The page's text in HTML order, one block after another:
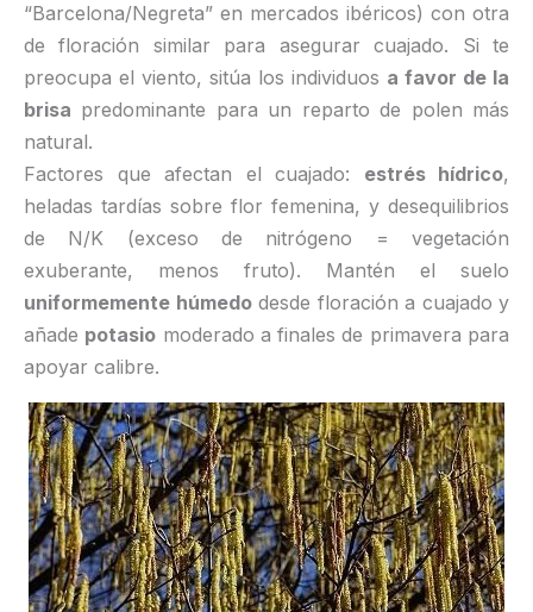
“Barcelona/Negreta” en mercados ibéricos) con otra
de floración similar para asegurar cuajado. Si te
preocupa el viento, sitúa los individuos a favor de la
brisa predominante para un reparto de polen más
natural.
Factores que afectan el cuajado: estrés hídrico,
heladas tardías sobre flor femenina, y desequilibrios
de N/K (exceso de nitrógeno = vegetación
exuberante, menos fruto). Mantén el suelo
uniformemente húmedodesde floración a cuajado y
añade potasio moderado a finales de primavera para
apoyar calibre.